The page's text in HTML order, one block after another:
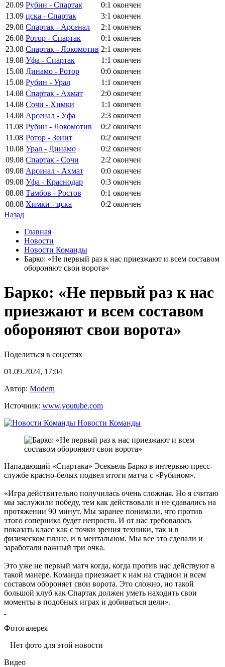
20.09 Рубин - Спартак 0:1 окончен
13.09 цска - Спартак 3:1 окончен
29.08 Спартак - Арсенал 2:1 окончен
26.08 Ротор - Спартак 0:1 окончен
23.08 Спартак - Локомотив 2:1 окончен
19.08 Уфа - Спартак 1:1 окончен
15.08 Динамо - Ротор 0:0 окончен
15.08 Рубин - Урал 1:1 окончен
14.08 Спартак - Ахмат 2:0 окончен
14.08 Сочи - Химки 1:1 окончен
14.08 Арсенал - Уфа 2:3 окончен
11.08 Рубин - Локомотив 0:2 окончен
11.08 Ротор - Зенит 0:2 окончен
10.08 Урал - Динамо 0:2 окончен
09.08 Спартак - Сочи 2:2 окончен
09.08 Арсенал - Ахмат 0:0 окончен
09.08 Уфа - Краснодар 0:3 окончен
08.08 Тамбов - Ростов 0:1 окончен
08.08 Химки - цска 0:2 окончен
Назад
Главная
Новости
Новости Команды
Барко: «Не первый раз к нас приезжают и всем составом
обороняют свои ворота»
Барко: «Не первый раз к нас
приезжают и всем составом
обороняют свои ворота»
Поделиться в соцсетях
01.09.2024, 17:04
Автор: Modern
Источник: www.youtube.com
Новости Команды
Нападающий «Спартака» Эсекьель Барко в интервью пресс-
службе красно-белых подвел итоги матча с «Рубином».
«Игра действительно получилась очень сложная. Но я считаю
мы заслужили победу, тем как действовали и не сдавались на
протяжении 90 минут. Мы заранее понимали, что против
этого соперника будет непросто. И от нас требовалось
показать класс как с точки зрения техники, так и в
физическом плане, и в ментальном. Мы все это сделали и
заработали важный три очка.
Это уже не первый матч когда, когда против нас действуют в
такой манере. Команда приезжает к нам на стадион и всем
составом обороняет свои ворота. Это сложно, но такой
большой клуб как Спартак должен уметь находить свои
моменты в подобных играх и добиваться цели».
Фотогалерея
Нет фото для этой новости
Видео